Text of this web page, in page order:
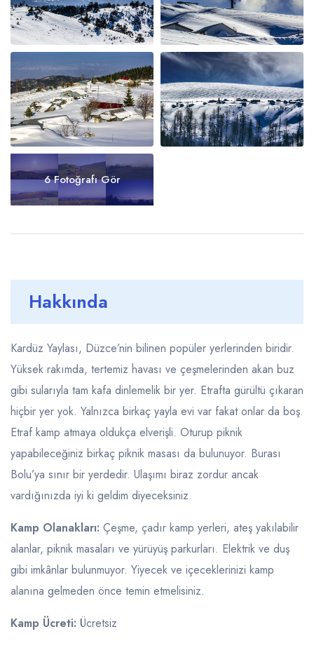
6 Fotoğrafı Gör
Hakkında
Kardüz Yaylası, Düzce’nin bilinen popüler yerlerinden biridir.
Yüksek rakımda, tertemiz havası ve çeşmelerinden akan buz
gibi sularıyla tam kafa dinlemelik bir yer. Etrafta gürültü çıkaran
hiçbir yer yok. Yalnızca birkaç yayla evi var fakat onlar da boş.
Etraf kamp atmaya oldukça elverişli. Oturup piknik
yapabileceğiniz birkaç piknik masası da bulunuyor. Burası
Bolu’ya sınır bir yerdedir. Ulaşımı biraz zordur ancak
vardığınızda iyi ki geldim diyeceksiniz.
Kamp Olanakları: Çeşme, çadır kamp yerleri, ateş yakılabilir
alanlar, piknik masaları ve yürüyüş parkurları. Elektrik ve duş
gibi imkânlar bulunmuyor. Yiyecek ve içeceklerinizi kamp
alanına gelmeden önce temin etmelisiniz.
Kamp Ücreti: Ücretsiz